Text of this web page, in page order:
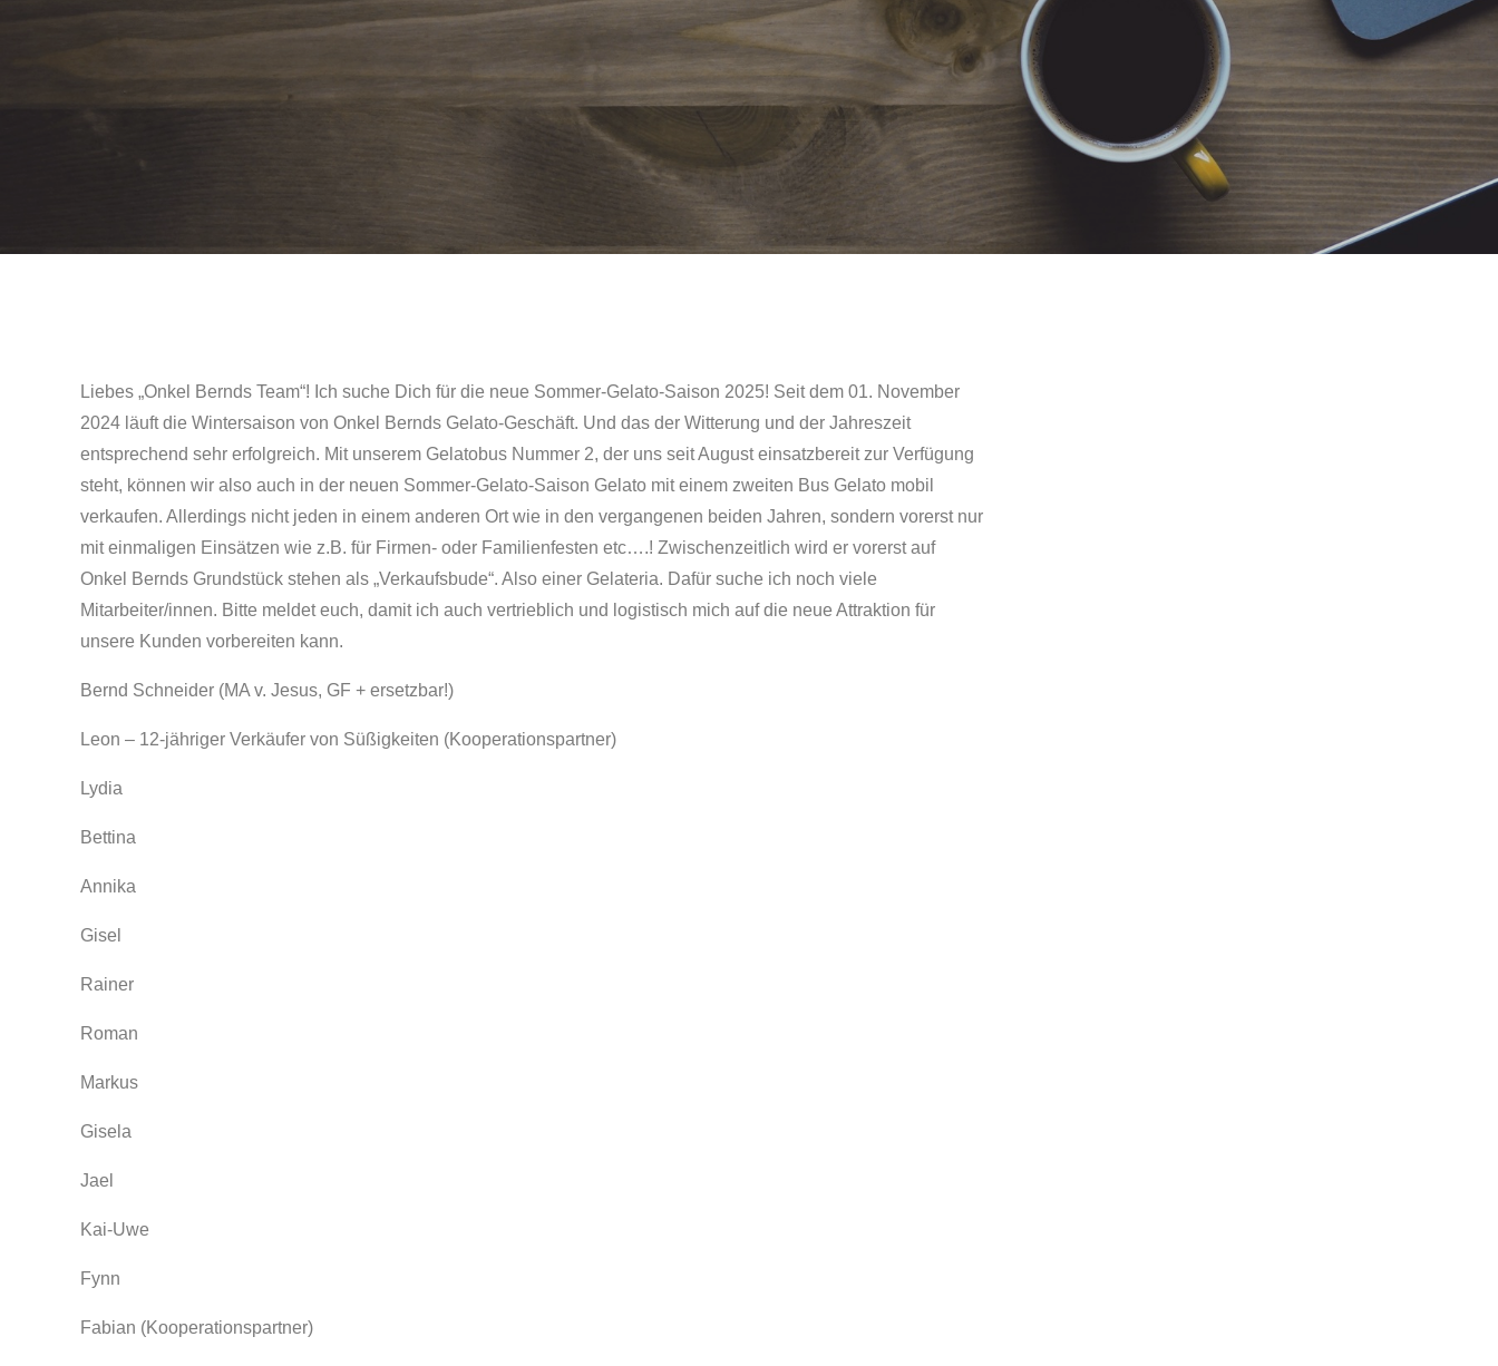
Liebes „Onkel Bernds Team“! Ich suche Dich für die neue Sommer-Gelato-Saison 2025! Seit dem 01. November
2024 läuft die Wintersaison von Onkel Bernds Gelato-Geschäft. Und das der Witterung und der Jahreszeit
entsprechend sehr erfolgreich. Mit unserem Gelatobus Nummer 2, der uns seit August einsatzbereit zur Verfügung
steht, können wir also auch in der neuen Sommer-Gelato-Saison Gelato mit einem zweiten Bus Gelato mobil
verkaufen. Allerdings nicht jeden in einem anderen Ort wie in den vergangenen beiden Jahren, sondern vorerst nur
mit einmaligen Einsätzen wie z.B. für Firmen- oder Familienfesten etc….! Zwischenzeitlich wird er vorerst auf
Onkel Bernds Grundstück stehen als „Verkaufsbude“. Also einer Gelateria. Dafür suche ich noch viele
Mitarbeiter/innen. Bitte meldet euch, damit ich auch vertrieblich und logistisch mich auf die neue Attraktion für
unsere Kunden vorbereiten kann.
Bernd Schneider (MA v. Jesus, GF + ersetzbar!)
Leon – 12-jähriger Verkäufer von Süßigkeiten (Kooperationspartner)
Lydia
Bettina
Annika
Gisel
Rainer
Roman
Markus
Gisela
Jael
Kai-Uwe
Fynn
Fabian (Kooperationspartner)